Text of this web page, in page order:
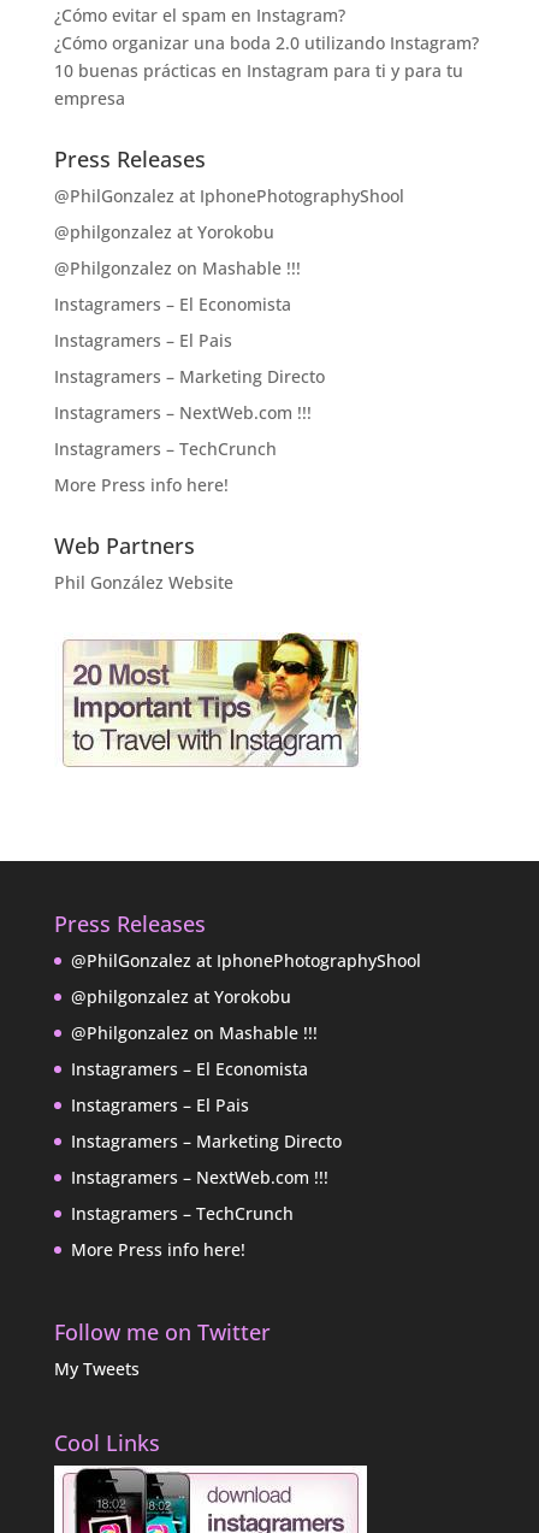
¿Cómo evitar el spam en Instagram?
¿Cómo organizar una boda 2.0 utilizando Instagram?
10 buenas prácticas en Instagram para ti y para tu
empresa
Press Releases
@PhilGonzalez at IphonePhotographyShool
@philgonzalez at Yorokobu
@Philgonzalez on Mashable !!!
Instagramers – El Economista
Instagramers – El Pais
Instagramers – Marketing Directo
Instagramers – NextWeb.com !!!
Instagramers – TechCrunch
More Press info here!
Web Partners
Phil González Website
Press Releases
@PhilGonzalez at IphonePhotographyShool
@philgonzalez at Yorokobu
@Philgonzalez on Mashable !!!
Instagramers – El Economista
Instagramers – El Pais
Instagramers – Marketing Directo
Instagramers – NextWeb.com !!!
Instagramers – TechCrunch
More Press info here!
Follow me on Twitter
My Tweets
Cool Links